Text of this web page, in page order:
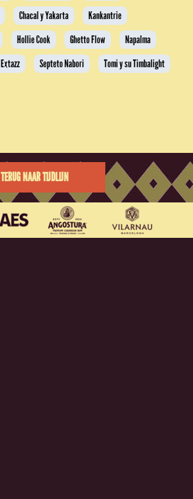
Chacal y Yakarta
Kankantrie
Hollie Cook Ghetto Flow
Napalma
Extazz Septeto Nabori Tomi y su Timbalight
TERUG NAAR TIJDLIJN